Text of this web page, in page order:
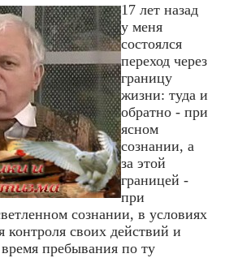
17 лет назад
у меня
состоялся
переход через
границу
жизни: туда и
обратно - при
ясном
сознании, а
за этой
границей -
при
сознании, в условиях
контроля своих действий и
пребывания по ту